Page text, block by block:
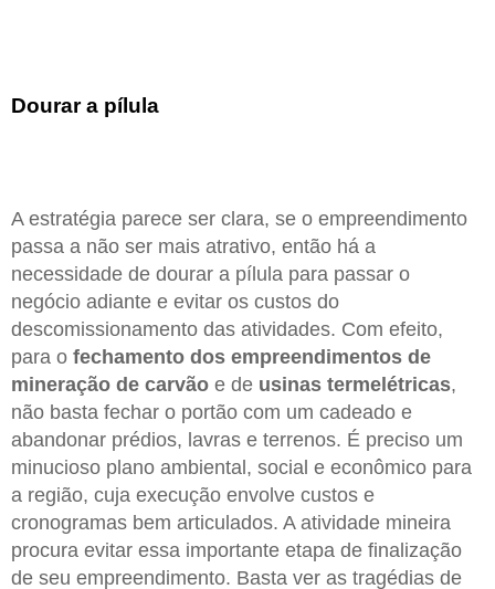
Dourar a pílula
A estratégia parece ser clara, se o empreendimento
passa a não ser mais atrativo, então há a
necessidade de dourar a pílula para passar o
negócio adiante e evitar os custos do
descomissionamento das atividades. Com efeito,
para o fechamento dos empreendimentos de
mineração de carvão e de usinas termelétricas,
não basta fechar o portão com um cadeado e
abandonar prédios, lavras e terrenos. É preciso um
minucioso plano ambiental, social e econômico para
a região, cuja execução envolve custos e
cronogramas bem articulados. A atividade mineira
procura evitar essa importante etapa de finalização
de seu empreendimento. Basta ver as tragédias de